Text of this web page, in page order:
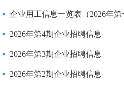
企业用工信息一览表（2026年第
2026年第4期企业招聘信息
2026年第3期企业招聘信息
2026年第2期企业招聘信息